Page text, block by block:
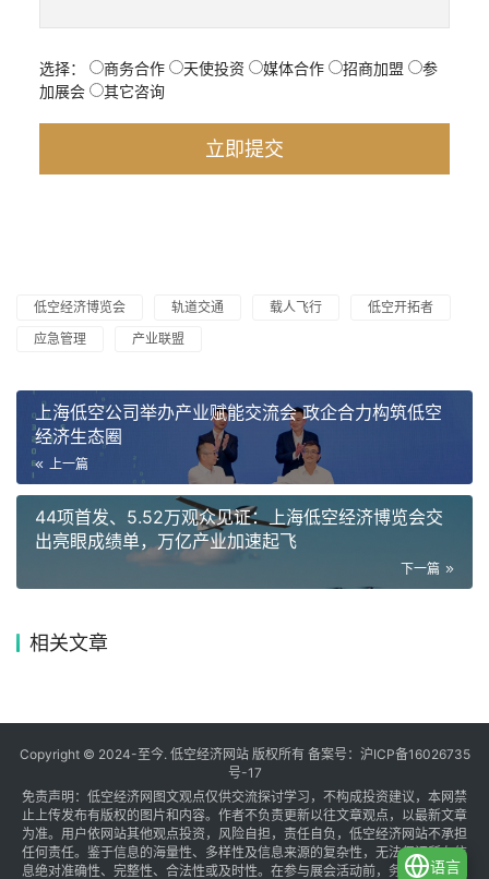
选择： 商务合作 天使投资 媒体合作 招商加盟
参
加展会
其它咨询
低空经济博览会 轨道交通 载人飞行
低空开拓者
应急管理
产业联盟
上海低空公司举办产业赋能交流会 政企合力构筑低空
经济生态圈
上一篇
44项首发、5.52万观众见证：上海低空经济博览会交
出亮眼成绩单，万亿产业加速起飞
下一篇
相关文章
Copyright © 2024-至今. 低空经济网站 版权所有 备案号： 沪ICP备16026735
号-17
免责声明：低空经济网图文观点仅供交流探讨学习，不构成投资建议，本网禁
止上传发布有版权的图片和内容。作者不负责更新以往文章观点，以最新文章
为准。用户依网站其他观点投资，风险自担，责任自负，低空经济网站不承担
任何责任。鉴于信息的海量性、多样性及信息来源的复杂性，无法保证所有信
息绝对准确性、完整性、合法性或及时性。在参与展会活动前，务必与组织方
语言